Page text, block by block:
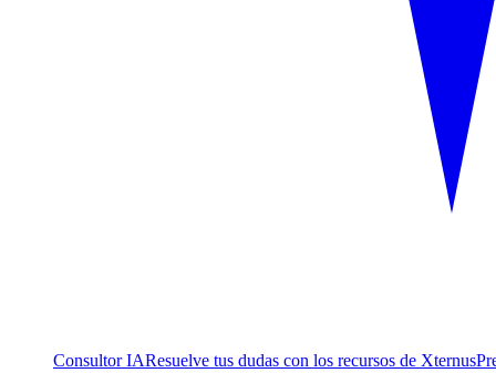
Consultor IAResuelve tus dudas con los recursos de Xternus